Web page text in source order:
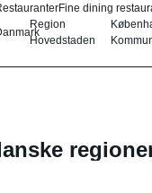
Fine dining
Region
Hovedstaden